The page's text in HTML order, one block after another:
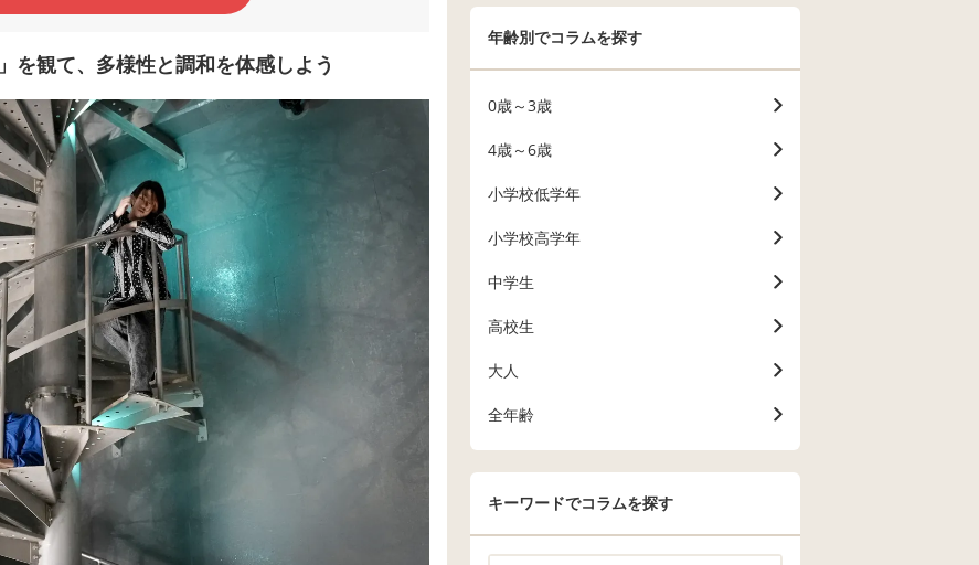
を観て、多様性と調和を体感しよう
年齢別でコラムを探す
0歳～3歳
4歳～6歳
小学校低学年
小学校高学年
中学生
高校生
大人
全年齢
キーワードでコラムを探す